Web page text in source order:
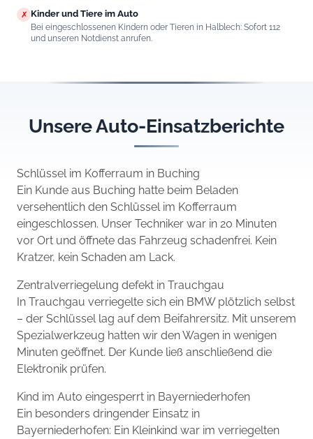
✗ Kinder und Tiere im Auto
Bei eingeschlossenen Kindern oder Tieren in Halblech: Sofort 112
und unseren Notdienst anrufen.
Unsere Auto-Einsatzberichte
Schlüssel im Kofferraum in Buching
Ein Kunde aus Buching hatte beim Beladen
versehentlich den Schlüssel im Kofferraum
eingeschlossen. Unser Techniker war in 20 Minuten
vor Ort und öffnete das Fahrzeug schadenfrei. Kein
Kratzer, kein Schaden am Lack.
Zentralverriegelung defekt in Trauchgau
In Trauchgau verriegelte sich ein BMW plötzlich selbst
– der Schlüssel lag auf dem Beifahrersitz. Mit unserem
Spezialwerkzeug hatten wir den Wagen in wenigen
Minuten geöffnet. Der Kunde ließ anschließend die
Elektronik prüfen.
Kind im Auto eingesperrt in Bayerniederhofen
Ein besonders dringender Einsatz in
Bayerniederhofen: Ein Kleinkind war im verriegelten